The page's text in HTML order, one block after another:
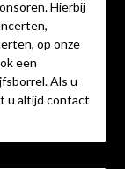
Hierbij
op onze
een
Als u
u altijd contact